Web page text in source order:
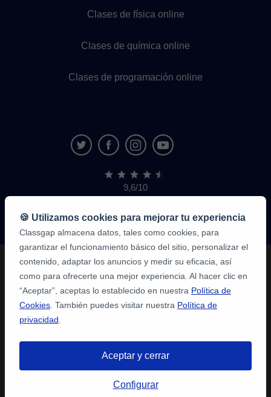
Clases de física online
Clases de química online
Clases de programación online
9,6/10
1.339.284
de
alumnos
🍪 Utilizamos cookies para mejorar tu experiencia
Classgap almacena datos, tales como cookies, para
garantizar el funcionamiento básico del sitio, personalizar el
contenido, adaptar los anuncios y medir su eficacia, así
como para ofrecerte una mejor experiencia. Al hacer clic en
“Aceptar”, aceptas lo establecido en nuestra Política de
Cookies . También puedes visitar nuestra Política de
privacidad
Aceptar y cerrar
Configurar